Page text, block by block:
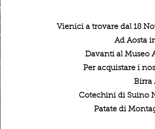
Vienici a trovare dal 18
Ad Aosta
Davanti al Museo
Per acquistare i
Birra
Cotechini di Suino
Patate di